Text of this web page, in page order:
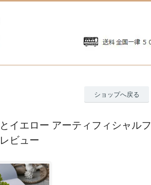
ショップへ戻る
イエロー アーティフィシャルフ
ビュー